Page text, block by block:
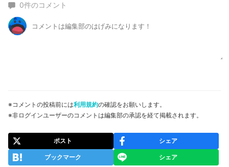
0件のコメント
※コメントの投稿前には利用規約の確認をお願いします。
※非ログインユーザーのコメントは編集部の承認を経て掲載されます。
ポスト シェア
ブックマーク シェア